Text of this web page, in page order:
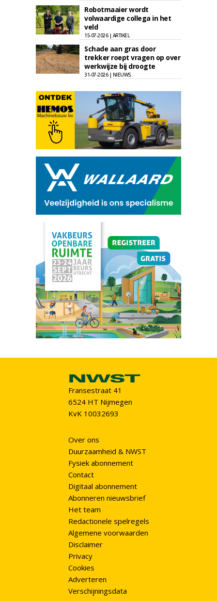
Robotmaaier wordt
volwaardige collega in het
veld
15-07-2026 | ARTIKEL
Schade aan gras door
trekker roept vragen op over
werkwijze bij droogte
31-07-2026 | NIEUWS
Fransestraat 41
6524 HT Nijmegen
KvK 10032693
Over ons
Duurzaamheid & NWST
Fysiek abonnement
Contact
Digitaal abonnement
Abonneren nieuwsbrief
Het team
Redactionele spelregels
Algemene voorwaarden
Disclaimer
Privacy
Cookies
Adverteren
Verschijningsdata